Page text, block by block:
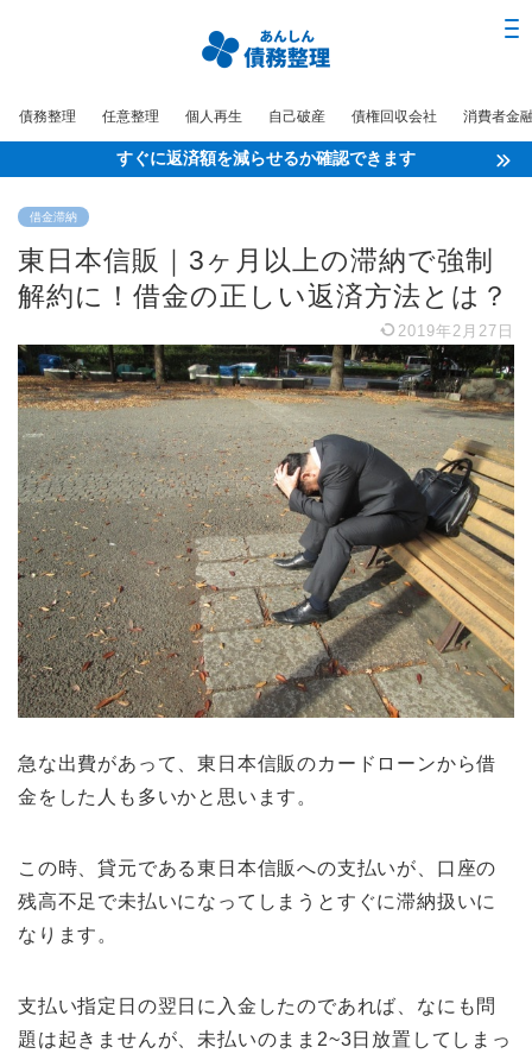
債務整理 任意整理 個人再生 自己破産 債権回収会社 消費者金
すぐに返済額を減らせるか確認できます
借金滞納
東日本信販｜3ヶ月以上の滞納で強制
解約に！借金の正しい返済方法とは？
2019年2月27日
急な出費があって、東日本信販のカードローンから借
金をした人も多いかと思います。
この時、貸元である東日本信販への支払いが、口座の
残高不足で未払いになってしまうとすぐに滞納扱いに
なります。
支払い指定日の翌日に入金したのであれば、なにも問
題は起きませんが、未払いのまま2~3日放置してしまっ